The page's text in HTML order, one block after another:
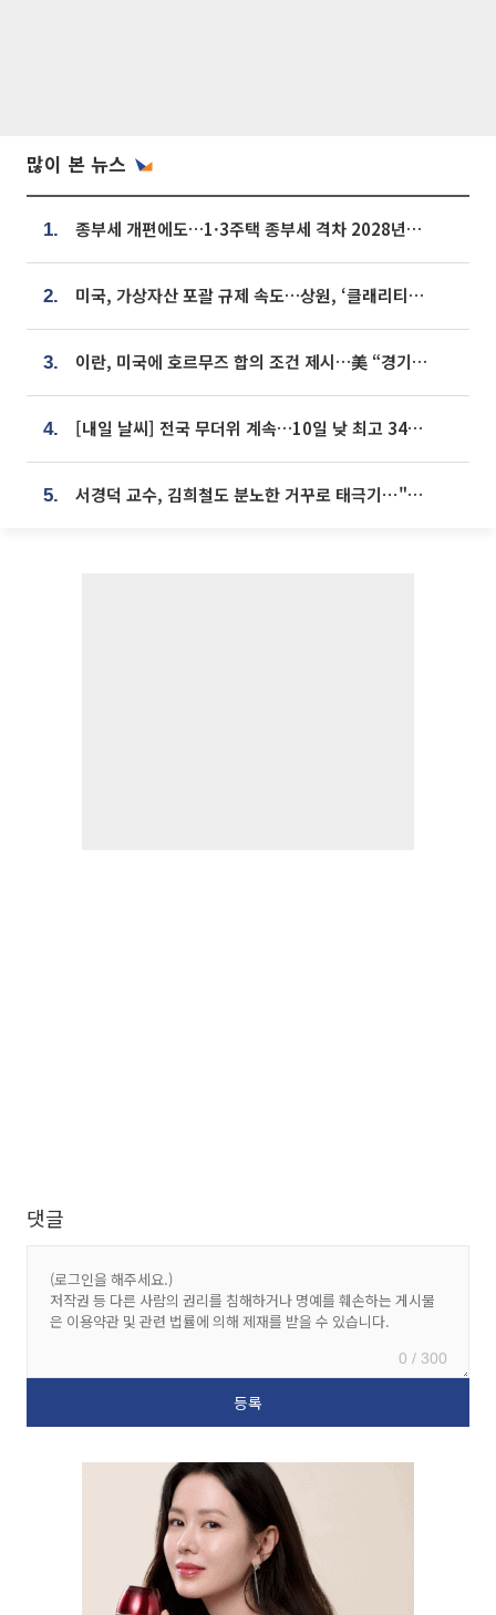
많이 본 뉴스
1. 종부세 개편에도…1·3주택 종부세 격차 2028년부터 확대
2. 미국, 가상자산 포괄 규제 속도…상원, ‘클래리티법’ 9월 절차투표 추진
3. 이란, 미국에 호르무즈 합의 조건 제시…美 “경기 아직 안 끝나” [종합]
4. [내일 날씨] 전국 무더위 계속…10일 낮 최고 34도 육박
5. 서경덕 교수, 김희철도 분노한 거꾸로 태극기⋯"엉터리는 아냐, 아쉬울 뿐"
댓글
0 / 300